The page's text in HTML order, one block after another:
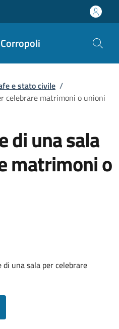
e stato civile /
celebrare matrimoni o unioni
di una sala
matrimoni o
una sala per celebrare